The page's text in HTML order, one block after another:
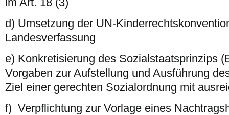
d) Umsetzung der UN-
Landesverfassung
e) Konkretisierung des Sozialstaatsprinzips
Vorgaben zur Aufstellung und Ausführung
Ziel einer gerechten Sozialordnung mit
f) Verpflichtung zur Vorlage eines